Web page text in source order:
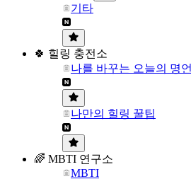
기타
🍀 힐링 충전소
나를 바꾸는 오늘의 명언
나만의 힐링 꿀팁
🌈 MBTI 연구소
MBTI